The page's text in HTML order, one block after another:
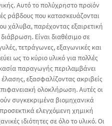
Αυτό το πολύχρηστο προϊόν
ράβδους που κατασκευάζονται
χάλυβα, παρέχοντας εξαιρετική
Είναι διαθέσιμο σε
τετράγωνες, εξαγωνικές και
ως το κύριο υλικό για πολλές
παραγωγής περιλαμβάνει
εξασφαλίζοντας ακριβείς
ολοκλήρωση. Αυτές οι
συγκεκριμένα βιομηχανικά
ελεγχόμενη χημική
ιδιότητες σε όλο το υλικό. Οι